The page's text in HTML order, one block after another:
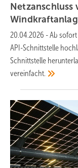
Netzanschluss
20.04.2026 -Ab sofort
API-Schnittstelle
Schnittstelle
vereinfacht.